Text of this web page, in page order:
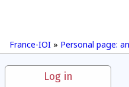
France-IOI » Personal page:
Log in